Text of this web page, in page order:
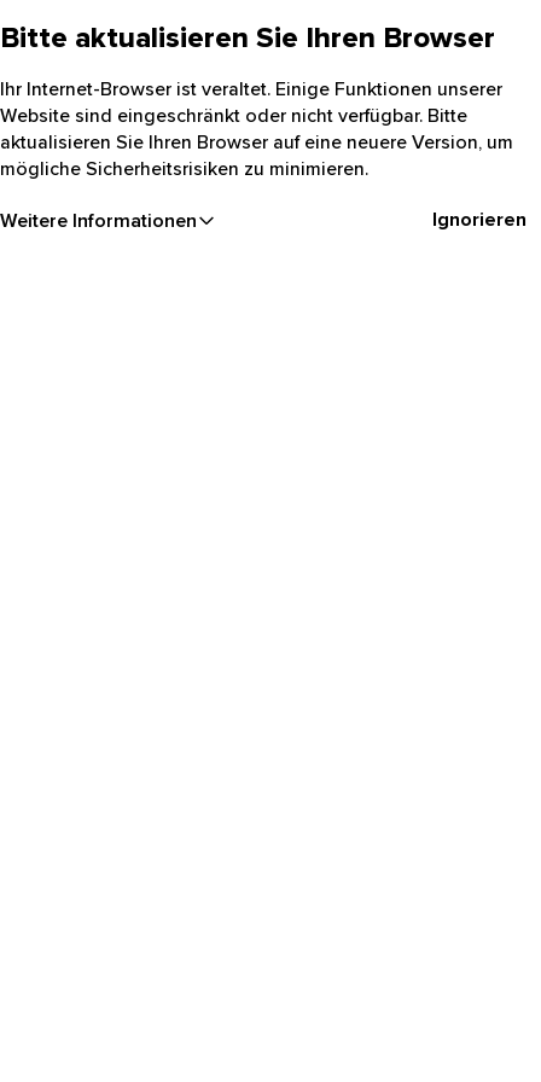
Bitte aktualisieren Sie Ihren Browser
Ihr Internet-Browser ist veraltet. Einige Funktionen unserer
Website sind eingeschränkt oder nicht verfügbar. Bitte
aktualisieren Sie Ihren Browser auf eine neuere Version, um
mögliche Sicherheitsrisiken zu minimieren.
Weitere Informationen Ignorieren